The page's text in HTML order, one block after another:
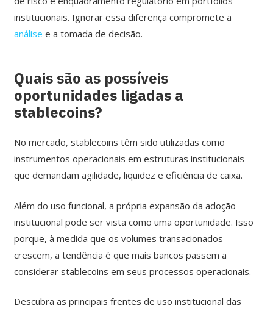
institucionais. Ignorar essa diferença compromete a
análise e a tomada de decisão.
Quais são as possíveis
oportunidades ligadas a
stablecoins?
No mercado, stablecoins têm sido utilizadas como
instrumentos operacionais em estruturas institucionais
que demandam agilidade, liquidez e eficiência de caixa.
Além do uso funcional, a própria expansão da adoção
institucional pode ser vista como uma oportunidade. Isso
porque, à medida que os volumes transacionados
crescem, a tendência é que mais bancos passem a
considerar stablecoins em seus processos operacionais.
Descubra as principais frentes de uso institucional das